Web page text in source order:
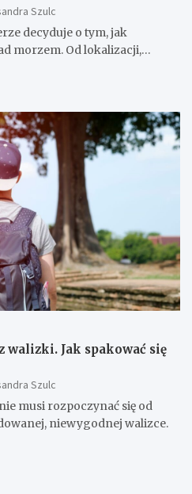
Szulc
decyduje o tym, jak
morzem. Od lokalizacji,…
walizki. Jak spakować się
Szulc
musi rozpoczynać się od
niewygodnej walizce.